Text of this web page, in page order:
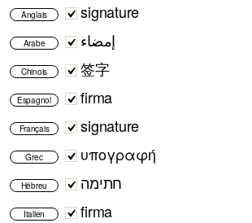
Anglais signature
Arabe إمضاء
Chinois 签字
Espagnol firma
Français signature
Grec υπογραφή
Hébreu חתימה
Italien firma